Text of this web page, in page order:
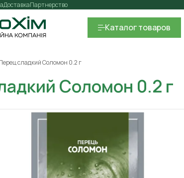
ДоставкаПартнерство
Каталогтоваров
сладкий Соломон 0.2 г
Соломон 0.2 г